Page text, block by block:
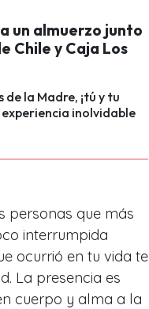
un almuerzo junto
Chile y Caja Los
la Madre, ¡tú y tu
inolvidable
personas que más
interrumpida
ocurrió en tu vida te
La presencia es
cuerpo y alma a la